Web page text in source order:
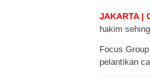
JAKARTA |
hakim
Focus
pelantikan